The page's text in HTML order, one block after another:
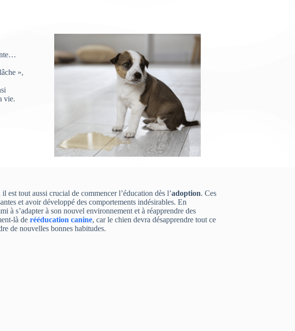
»,
vie.
il est tout aussi crucial de commencer l’éducation dès l’adoption. Ces
et avoir développé des comportements indésirables. En
à s’adapter à son nouvel environnement et à réapprendre des
là derééducation canine, car le chien devra désapprendre tout ce
de nouvelles bonnes habitudes.